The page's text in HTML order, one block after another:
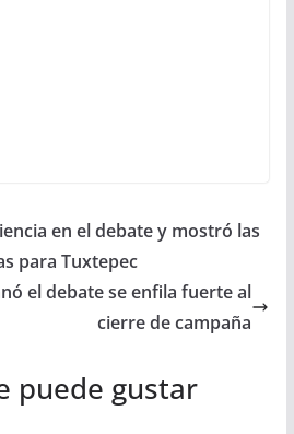
en el debate y mostró las
para Tuxtepec
el debate se enfila fuerte al
cierre de campaña
puede gustar